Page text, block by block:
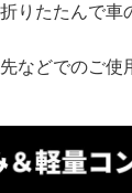
りたたんで車
などでのご使